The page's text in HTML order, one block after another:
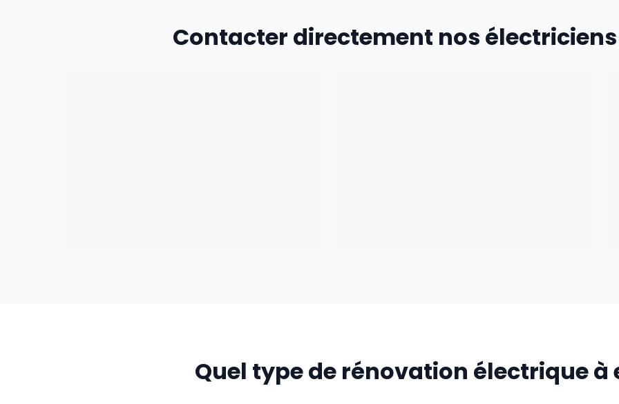
Contacter directement nos
Quel type de rénovation électrique à